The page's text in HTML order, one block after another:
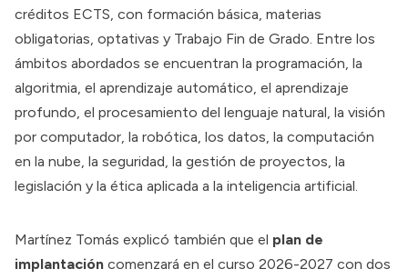
créditos ECTS, con formación básica, materias
obligatorias, optativas y Trabajo Fin de Grado. Entre los
ámbitos abordados se encuentran la programación, la
algoritmia, el aprendizaje automático, el aprendizaje
profundo, el procesamiento del lenguaje natural, la visión
por computador, la robótica, los datos, la computación
en la nube, la seguridad, la gestión de proyectos, la
legislación y la ética aplicada a la inteligencia artificial.
Martínez Tomás explicó también que el plan de
implantación comenzará en el curso 2026-2027 con dos